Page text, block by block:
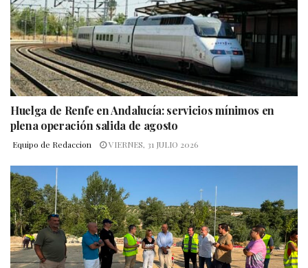
Huelga de Renfe en Andalucía: servicios mínimos en
plena operación salida de agosto
Equipo de Redaccion VIERNES, 31 JULIO 2026